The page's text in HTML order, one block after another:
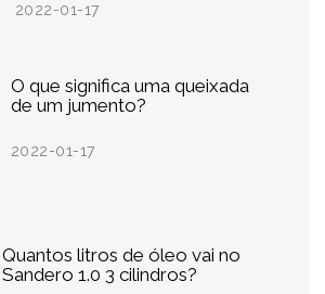
2022-01-17
O que significa uma queixada
de um jumento?
2022-01-17
Quantos litros de óleo vai no
Sandero 1.0 3 cilindros?